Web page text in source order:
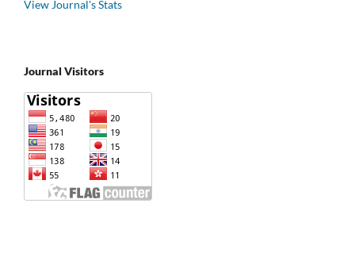
View Journal's Stats
Journal Visitors